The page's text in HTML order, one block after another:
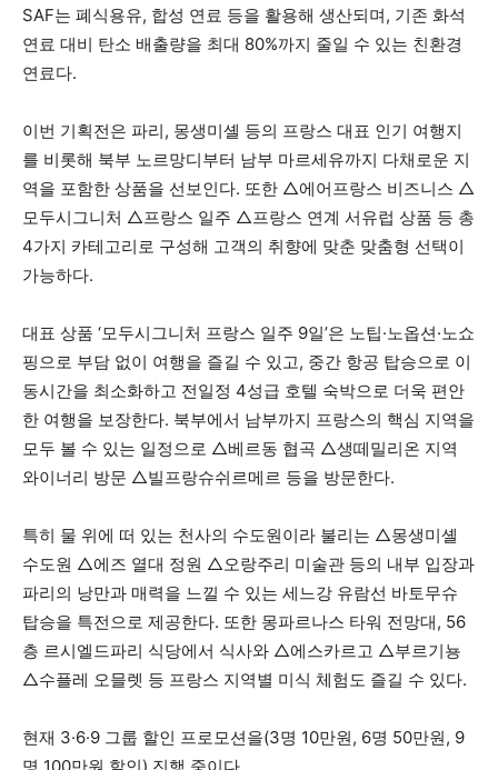
SAF는 폐식용유, 합성 연료 등을 활용해 생산되며, 기존 화석
연료 대비 탄소 배출량을 최대 80%까지 줄일 수 있는 친환경
연료다.
이번 기획전은 파리, 몽생미셸 등의 프랑스 대표 인기 여행지
를 비롯해 북부 노르망디부터 남부 마르세유까지 다채로운 지
역을 포함한 상품을 선보인다. 또한 △에어프랑스 비즈니스 △
모두시그니처 △프랑스 일주 △프랑스 연계 서유럽 상품 등 총
4가지 카테고리로 구성해 고객의 취향에 맞춘 맞춤형 선택이
가능하다.
대표 상품 ‘모두시그니처 프랑스 일주 9일’은 노팁·노옵션·노쇼
핑으로 부담 없이 여행을 즐길 수 있고, 중간 항공 탑승으로 이
동시간을 최소화하고 전일정 4성급 호텔 숙박으로 더욱 편안
한 여행을 보장한다. 북부에서 남부까지 프랑스의 핵심 지역을
모두 볼 수 있는 일정으로 △베르동 협곡 △생떼밀리온 지역
와이너리 방문 △빌프랑슈쉬르메르 등을 방문한다.
특히 물 위에 떠 있는 천사의 수도원이라 불리는 △몽생미셸
수도원 △에즈 열대 정원 △오랑주리 미술관 등의 내부 입장과
파리의 낭만과 매력을 느낄 수 있는 세느강 유람선 바토무슈
탑승을 특전으로 제공한다. 또한 몽파르나스 타워 전망대, 56
층 르시엘드파리 식당에서 식사와 △에스카르고 △부르기뇽
△수플레 오믈렛 등 프랑스 지역별 미식 체험도 즐길 수 있다.
현재 3·6·9 그룹 할인 프로모션을(3명 10만원, 6명 50만원, 9